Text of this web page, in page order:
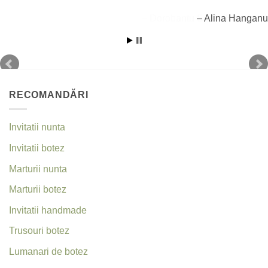
lor unic și al personalității lor, așa că tendințele vor continua să evolueze
Alina Hanganu
RECOMANDĂRI
Invitatii nunta
Invitatii botez
Marturii nunta
Marturii botez
Invitatii handmade
Trusouri botez
Lumanari de botez